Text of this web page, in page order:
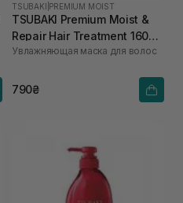
TSUBAKI PREMIUM MOIST
TSUBAKI Premium Moist &
Repair Hair Treatment 160
мл
Увлажняющая маска для волос
790₴